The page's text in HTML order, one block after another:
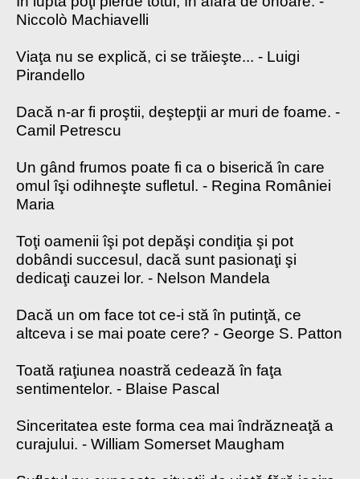
Niccolò Machiavelli
Viaţa nu se explică, ci se trăieşte... - Luigi
Pirandello
Dacă n-ar fi proştii, deştepţii ar muri de foame. -
Camil Petrescu
Un gând frumos poate fi ca o biserică în care
omul îşi odihneşte sufletul. - Regina României
Maria
Toţi oamenii îşi pot depăşi condiţia şi pot
dobândi succesul, dacă sunt pasionaţi şi
dedicaţi cauzei lor. - Nelson Mandela
Dacă un om face tot ce-i stă în putinţă, ce
altceva i se mai poate cere? - George S. Patton
Toată raţiunea noastră cedează în faţa
sentimentelor. - Blaise Pascal
Sinceritatea este forma cea mai îndrăzneaţă a
curajului. - William Somerset Maugham